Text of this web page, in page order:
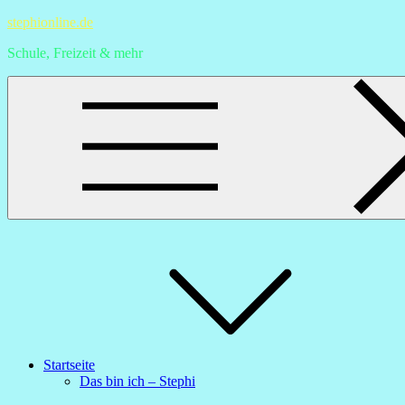
Skip
content
stephionline.de
Schule, Freizeit & mehr
Startseite
Das bin ich – Stephi